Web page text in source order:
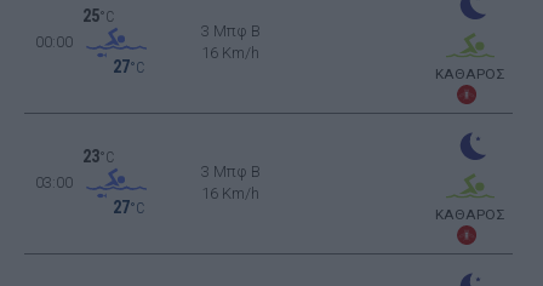
00:00
25°C
27°C
3 Μπφ B
16 Km/h
ΚΑΘΑΡΟΣ
03:00
23°C
27°C
3 Μπφ B
16 Km/h
ΚΑΘΑΡΟΣ